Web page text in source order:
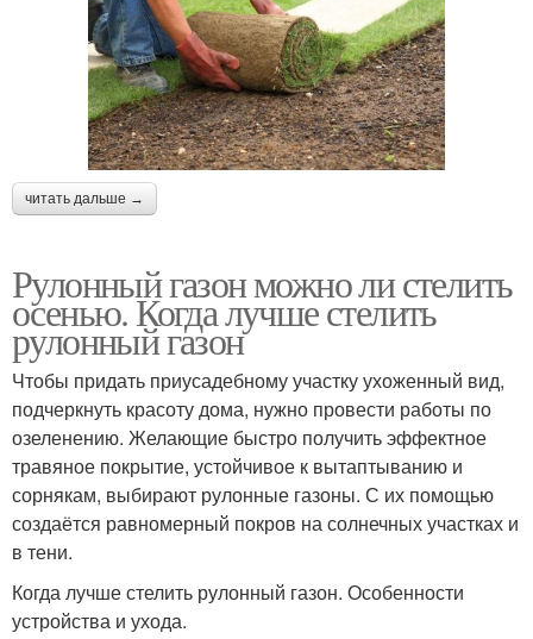
читать дальше →
Рулонный газон можно ли стелить
осенью. Когда лучше стелить
рулонный газон
Чтобы придать приусадебному участку ухоженный вид,
подчеркнуть красоту дома, нужно провести работы по
озеленению. Желающие быстро получить эффектное
травяное покрытие, устойчивое к вытаптыванию и
сорнякам, выбирают рулонные газоны. С их помощью
создаётся равномерный покров на солнечных участках и
в тени.
Когда лучше стелить рулонный газон. Особенности
устройства и ухода.